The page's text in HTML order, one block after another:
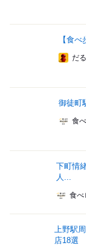
【食
だ
御徒町
食
下町情
人...
食べ
上野駅
店18選